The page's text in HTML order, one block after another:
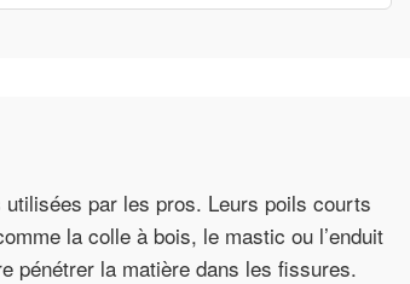
par les pros. Leurs poils courts
la colle à bois, le mastic ou l’enduit
pénétrer la matière dans les fissures.